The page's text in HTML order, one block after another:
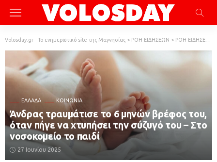
Volosday.gr - Το ενημερωτικό site της Μαγνησίας > ΡΟΗ ΕΙΔΗΣΕΩΝ > ΡΟΗ ΕΙΔΗΣΕΩΝ
ΕΛΛΆΔΑ ΚΟΙΝΩΝΙΑ
Άνδρας τραυμάτισε το 6 μηνών βρέφος του,
όταν πήγε να χτυπήσει την σύζυγό του – Στο
νοσοκομείο το παιδί
27 Ιουνίου 2025